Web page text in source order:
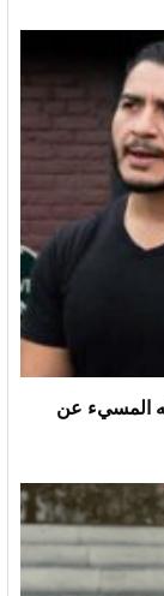
المسيء عن